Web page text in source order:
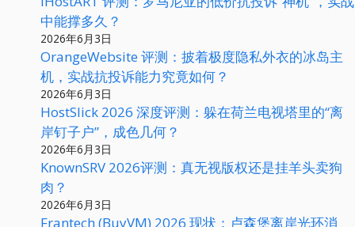
中能撑多久？
2026年6月3日
OrangeWebsite 评测：披着极度隐私外衣的冰岛主
机，实战抗投诉能力究竟如何？
2026年6月3日
HostSlick 2026 深度评测：躲在荷兰电视塔里的“离
岸钉子户”，成色几何？
2026年6月3日
KnownSRV 2026评测：真无视版权还是挂羊头卖狗
肉？
2026年6月3日
Frantech (BuyVM) 2026 现状：卢森堡离岸光环消